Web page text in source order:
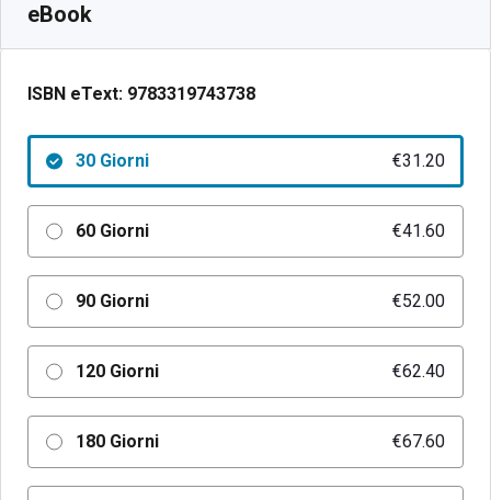
eBook
ISBN eText: 9783319743738
30 Giorni €31.20
60 Giorni €41.60
90 Giorni €52.00
120 Giorni €62.40
180 Giorni €67.60